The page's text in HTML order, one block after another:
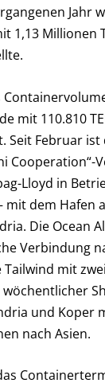
Jahr
1,13 Millionen
mit 110.810
Seit Februar ist
Cooperation“-
Lloyd in
mit dem Hafen
Die Ocean
Verbindung
mit
und Koper
nach Asien.